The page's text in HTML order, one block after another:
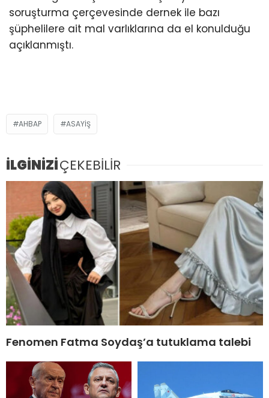
soruşturma çerçevesinde dernek ile bazı
şüphelilere ait mal varlıklarına da el konulduğu
açıklanmıştı.
AHBAP ASAYIŞ
İLGİNİZİÇEKEBİLİR
Fenomen Fatma Soydaş’a tutuklama talebi